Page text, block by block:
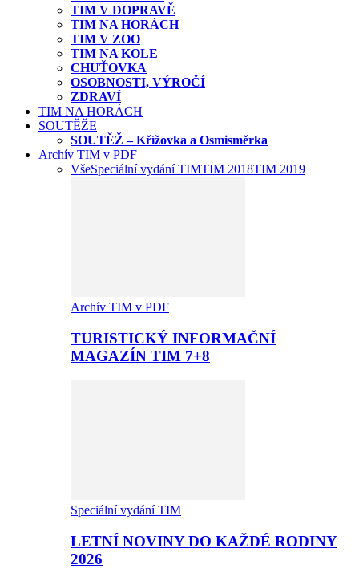
TIM V DOPRAVĚ
TIM NA HORÁCH
TIM V ZOO
TIM NA KOLE
CHUŤOVKA
OSOBNOSTI, VÝROČÍ
ZDRAVÍ
TIM NA HORÁCH
SOUTĚŽE
SOUTĚŽ – Křížovka a Osmisměrka
Archív TIM v PDF
VšeSpeciální vydání TIMTIM 2018TIM 2019
Archív TIM v PDF
TURISTICKÝ INFORMAČNÍ
MAGAZÍN TIM 7+8
Speciální vydání TIM
LETNÍ NOVINY DO KAŽDÉ RODINY
2026